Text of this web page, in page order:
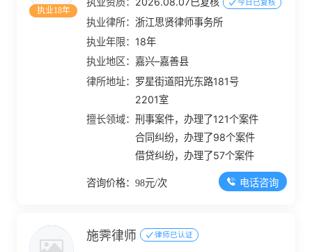
执业18年
今日已复核
执业律所：浙江思贤律师事务所
执业年限： 18年
执业地区： 嘉兴–嘉善县
律所地址： 罗星街道阳光东路181号
2201室
擅长领域：刑事案件，办理了121个案件
合同纠纷，办理了98个案件
借贷纠纷，办理了57个案件
咨询价格：98元/次 电话咨询
施霁律师 律师已认证